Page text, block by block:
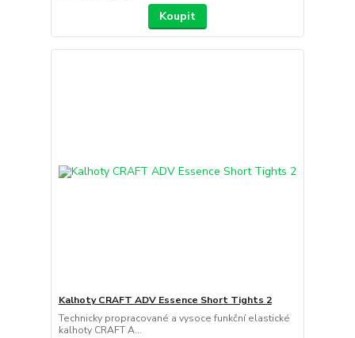
Koupit
Kalhoty CRAFT ADV Essence Short Tights 2
Technicky propracované a vysoce funkční elastické
kalhoty CRAFT A...